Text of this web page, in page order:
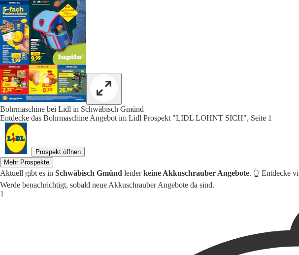
Bohrmaschine bei Lidl in Schwäbisch Gmünd
Entdecke das Bohrmaschine Angebot im Lidl Prospekt "LIDL LOHNT SICH", Seite 1
Prospekt öffnen
Mehr Prospekte
Aktuell gibt es in Schwäbisch Gmünd leiderkeine Akkuschrauber Angebote. 👆 Entdecke
Werde benachrichtigt, sobald neue Akkuschrauber Angebote da sind.